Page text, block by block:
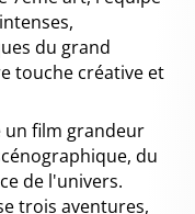
du grand
touche créative et
un film grandeur
du
de l'univers.
trois aventures,